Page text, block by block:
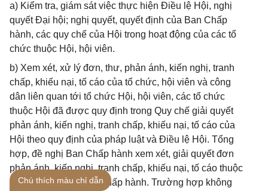
a) Kiểm tra, giám sát việc thực hiện Điều lệ Hội, nghị
quyết Đại hội; nghị quyết, quyết định của Ban Chấp
hành, các quy chế của Hội trong hoạt động của các tổ
chức thuộc Hội, hội viên.
b) Xem xét, xử lý đơn, thư, phản ánh, kiến nghị, tranh
chấp, khiếu nại, tố cáo của tổ chức, hội viên và công
dân liên quan tới tổ chức Hội, hội viên, các tổ chức
thuộc Hội đã được quy định trong Quy chế giải quyết
phản ánh, kiến nghị, tranh chấp, khiếu nại, tố cáo của
Hội theo quy định của pháp luật và Điều lệ Hội. Tổng
hợp, đề nghị Ban Chấp hành xem xét, giải quyết đơn
phản ánh, kiến nghị, tranh chấp, khiếu nại, tố cáo thuộc
thẩm quyền của Ban Chấp hành. Trường hợp không
Chú thích màu chỉ dẫn